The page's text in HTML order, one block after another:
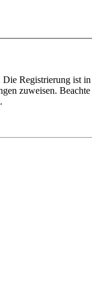
Registrierung
zuweisen.